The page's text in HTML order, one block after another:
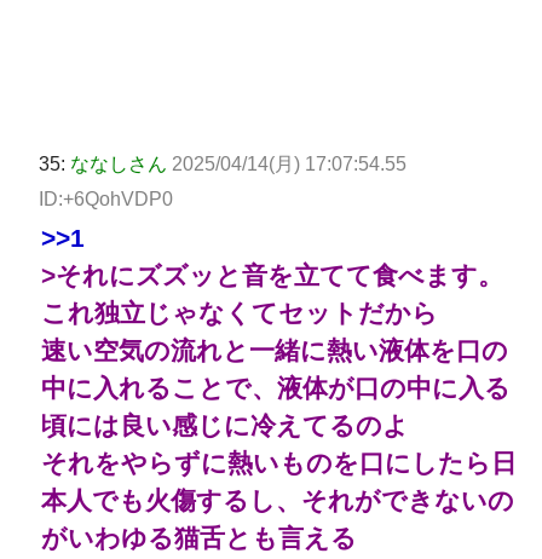
35: ななしさん 2025/04/14(月) 17:07:54.55
ID:+6QohVDP0
>>1
>それにズズッと音を立てて食べます。
これ独立じゃなくてセットだから
速い空気の流れと一緒に熱い液体を口の
中に入れることで、液体が口の中に入る
頃には良い感じに冷えてるのよ
それをやらずに熱いものを口にしたら日
本人でも火傷するし、それができないの
がいわゆる猫舌とも言える